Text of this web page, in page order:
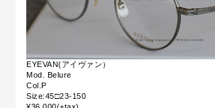
EYEVAN(アイヴァン）
Mod. Belure
Col.P
Size:45□23-150